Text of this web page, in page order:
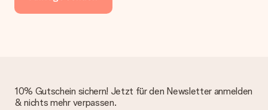
zeitgleich mit der Bestätigungsmail und kannst sie jederzeit in
10% Gutschein sichern! Jetzt für den Newsletter anmelden
& nichts mehr verpassen.